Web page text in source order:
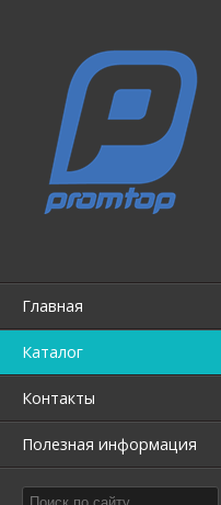
Главная
Каталог
Контакты
Полезная информация